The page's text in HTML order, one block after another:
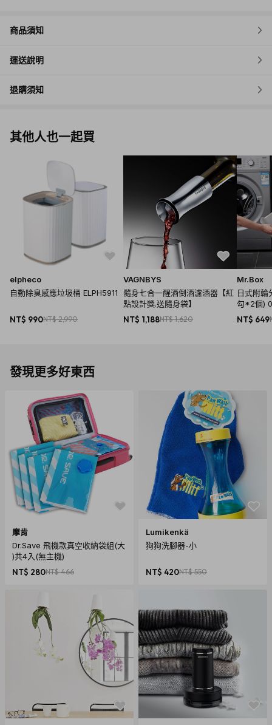
商品規格
產地：韓商監製 (中國)
保固：非人為損壞一年
材質：板料/不鏽鋼
尺寸：53-25-145mm
內容物：眼鏡本體、拭鏡布、眼鏡盒
顏色：亮面黑/古錫色‧黑色鏡片
鏡片材質：CR39
商品須知
運送說明
退購須知
其他人也一起買
elpheco
自動除臭感應垃圾桶 ELPH5911
NT$ 990NT$ 2,990
VAGNBYS
隨身七合一醒酒倒酒濾酒器【紅
點設計獎.送隨身袋】
NT$ 1,188NT$ 1,620
Mr.Box
日式附輪
勾*2個)
NT$ 649
發現更多好東西
摩肯
Dr.Save 飛機款真空收納袋組(大
)共4入(無主機)
NT$ 280NT$ 466
Lumikenkä
狗狗洗腳器-小
NT$ 420NT$ 550